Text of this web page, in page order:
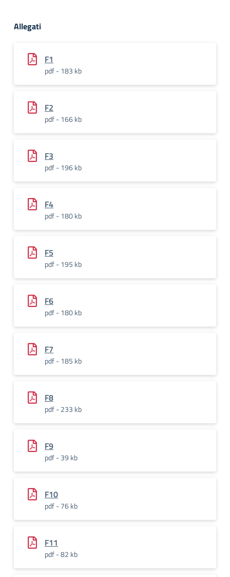
Allegati
F1
pdf - 183 kb
F2
pdf - 166 kb
F3
pdf - 196 kb
F4
pdf - 180 kb
F5
pdf - 195 kb
F6
pdf - 180 kb
F7
pdf - 185 kb
F8
pdf - 233 kb
F9
pdf - 39 kb
F10
pdf - 76 kb
F11
pdf - 82 kb